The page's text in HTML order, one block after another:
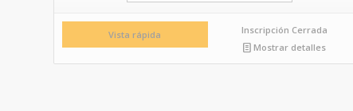
Vista rápida
Inscripción Cerrada
Mostrar detalles